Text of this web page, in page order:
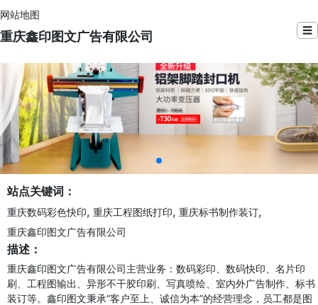
网站地图
重庆鑫印图文广告有限公司 ☰
站点关键词：
重庆数码彩色快印, 重庆工程图纸打印, 重庆标书制作装订,
重庆鑫印图文广告有限公司
描述：
重庆鑫印图文广告有限公司主营业务：数码彩印、数码快印、名片印
刷、工程图输出、异形不干胶印刷、写真喷绘、室内外广告制作、标书
装订等。鑫印图文秉承“客户至上、诚信为本”的经营理念，员工都是图